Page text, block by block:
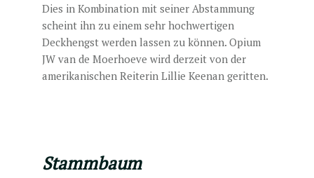
Dies in Kombination mit seiner Abstammung
scheint ihn zu einem sehr hochwertigen
Deckhengst werden lassen zu können. Opium
JW van de Moerhoeve wird derzeit von der
amerikanischen Reiterin Lillie Keenan geritten.
Stammbaum